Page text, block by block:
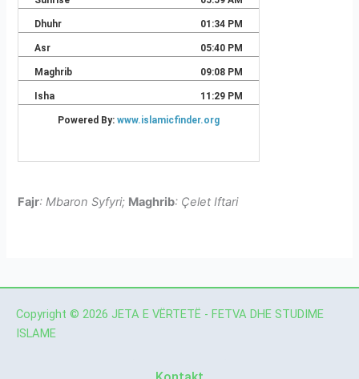
Fajr: Mbaron Syfyri; Maghrib: Çelet Iftari
Copyright © 2026 JETA E VËRTETË - FETVA DHE STUDIME
ISLAME